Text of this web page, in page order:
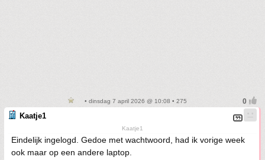
• dinsdag 7 april 2026 @ 10:08 • 275
Kaatje1
Kaatje1
Eindelijk ingelogd. Gedoe met wachtwoord, had ik vorige week
ook maar op een andere laptop.